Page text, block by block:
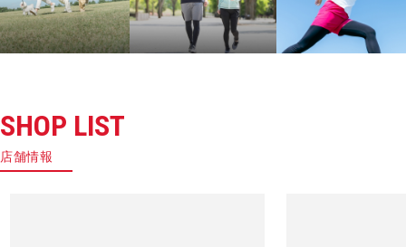
SHOP LIST
店舗情報